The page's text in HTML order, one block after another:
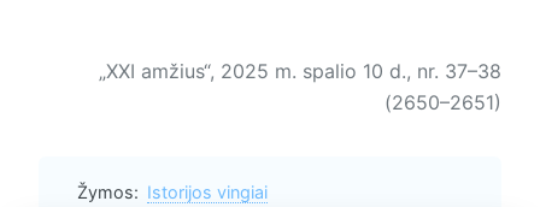
„XXI amžius“, 2025 m. spalio 10 d., nr. 37–38
(2650–2651)
Žymos: Istorijos vingiai